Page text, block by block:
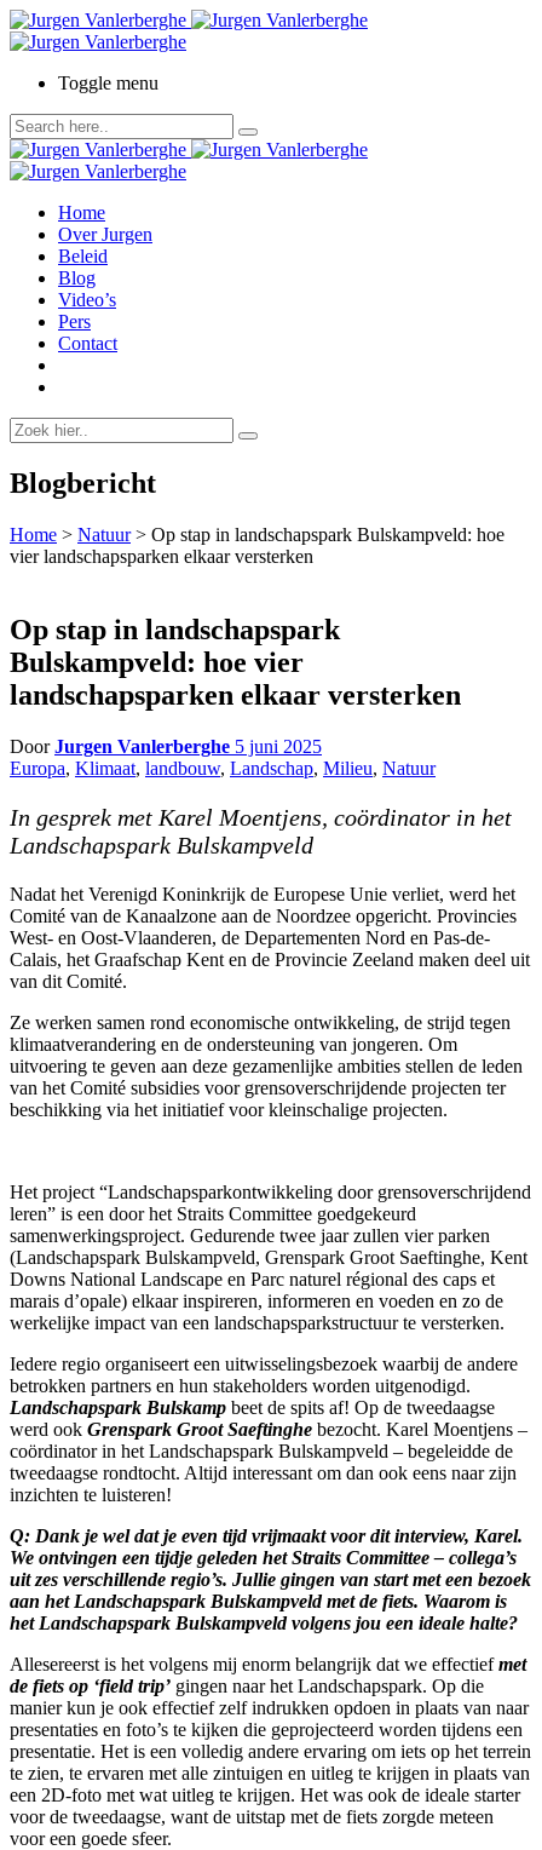
Toggle menu
Home
Over Jurgen
Beleid
Blog
Video’s
Pers
Contact
Blogbericht
Home > Natuur> Op stap in landschapspark Bulskampveld: hoe
vier landschapsparken elkaar versterken
Op stap in landschapspark
Bulskampveld: hoe vier
landschapsparken elkaar versterken
DoorJurgen Vanlerberghe 5 juni 2025
Europa, Klimaat, landbouw, Landschap, Milieu, Natuur
In gesprek met Karel Moentjens, coördinator in het
Landschapspark Bulskampveld
Nadat het Verenigd Koninkrijk de Europese Unie verliet, werd het
Comité van de Kanaalzone aan de Noordzee opgericht. Provincies
West- en Oost-Vlaanderen, de Departementen Nord en Pas-de-
Calais, het Graafschap Kent en de Provincie Zeeland maken deel uit
van dit Comité.
Ze werken samen rond economische ontwikkeling, de strijd tegen
klimaatverandering en de ondersteuning van jongeren. Om
uitvoering te geven aan deze gezamenlijke ambities stellen de leden
van het Comité subsidies voor grensoverschrijdende projecten ter
beschikking via het initiatief voor kleinschalige projecten.
Het project “Landschapsparkontwikkeling door grensoverschrijdend
leren” is een door het Straits Committee goedgekeurd
samenwerkingsproject. Gedurende twee jaar zullen vier parken
(Landschapspark Bulskampveld, Grenspark Groot Saeftinghe, Kent
Downs National Landscape en Parc naturel régional des caps et
marais d’opale) elkaar inspireren, informeren en voeden en zo de
werkelijke impact van een landschapsparkstructuur te versterken.
Iedere regio organiseert een uitwisselingsbezoek waarbij de andere
betrokken partners en hun stakeholders worden uitgenodigd.
Landschapspark Bulskamp beet de spits af! Op de tweedaagse
werd ook Grenspark Groot Saeftinghe bezocht. Karel Moentjens –
coördinator in het Landschapspark Bulskampveld – begeleidde de
tweedaagse rondtocht. Altijd interessant om dan ook eens naar zijn
inzichten te luisteren!
Q: Dank je wel dat je even tijd vrijmaakt voor dit interview, Karel.
We ontvingen een tijdje geleden het Straits Committee – collega’s
uit zes verschillende regio’s. Jullie gingen van start met een bezoek
aan het Landschapspark Bulskampveld met de fiets. Waarom is
het Landschapspark Bulskampveld volgens jou een ideale halte?
Allesereerst is het volgens mij enorm belangrijk dat we effectiefmet
de fiets op ‘field trip’ gingen naar het Landschapspark. Op die
manier kun je ook effectief zelf indrukken opdoen in plaats van naar
presentaties en foto’s te kijken die geprojecteerd worden tijdens een
presentatie. Het is een volledig andere ervaring om iets op het terrein
te zien, te ervaren met alle zintuigen en uitleg te krijgen in plaats van
een 2D-foto met wat uitleg te krijgen. Het was ook de ideale starter
voor de tweedaagse, want de uitstap met de fiets zorgde meteen
voor een goede sfeer.